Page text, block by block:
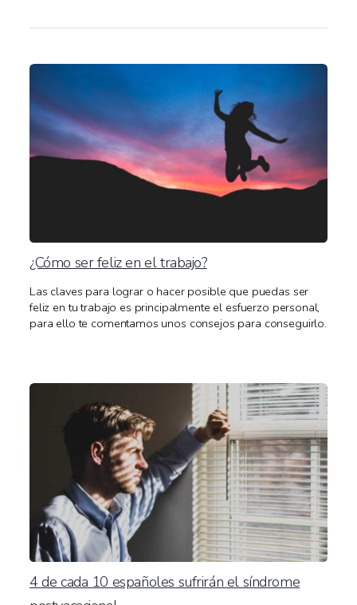
¿Cómo ser feliz en el trabajo?
Las claves para lograr o hacer posible que puedas ser
feliz en tu trabajo es principalmente el esfuerzo personal,
para ello te comentamos unos consejos para conseguirlo.
4 de cada 10 españoles sufrirán el síndrome